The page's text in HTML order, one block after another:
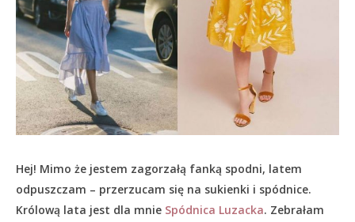
Hej! Mimo że jestem zagorzałą fanką spodni, latem
odpuszczam – przerzucam się na sukienki i spódnice.
Królową lata jest dla mnie Spódnica Luzacka. Zebrałam